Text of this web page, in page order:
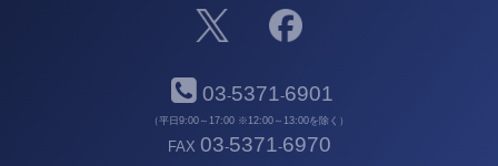
03-5371-6901
（平日9:00～17:00 ※12:00～13:00を除く）
FAX 03-5371-6970